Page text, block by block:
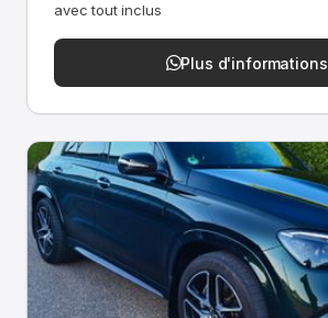
avec tout inclus
Plus d'informations